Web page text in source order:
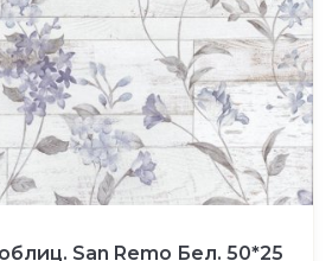
San Remo Бел. 50*25